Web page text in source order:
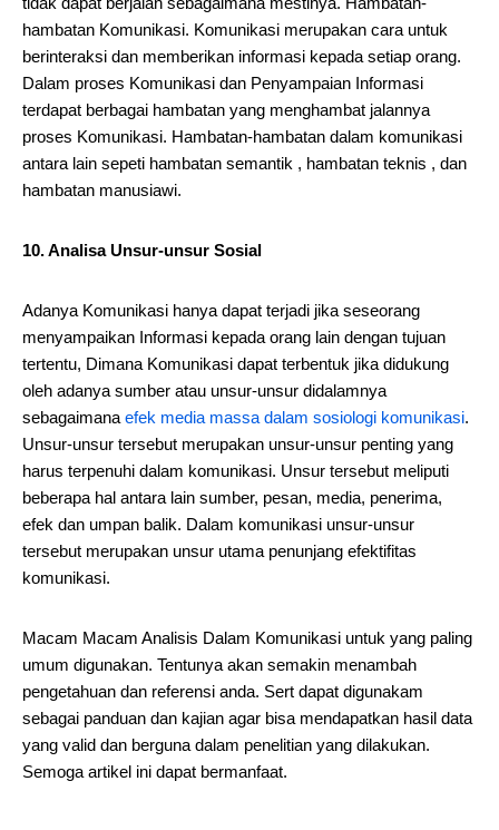
hambatan Komunikasi. Komunikasi merupakan cara untuk
berinteraksi dan memberikan informasi kepada setiap orang.
Dalam proses Komunikasi dan Penyampaian Informasi
terdapat berbagai hambatan yang menghambat jalannya
proses Komunikasi. Hambatan-hambatan dalam komunikasi
antara lain sepeti hambatan semantik , hambatan teknis , dan
hambatan manusiawi.
10. Analisa Unsur-unsur Sosial
Adanya Komunikasi hanya dapat terjadi jika seseorang
menyampaikan Informasi kepada orang lain dengan tujuan
tertentu, Dimana Komunikasi dapat terbentuk jika didukung
oleh adanya sumber atau unsur-unsur didalamnya
sebagaimana efek media massa dalam sosiologi komunikasi.
Unsur-unsur tersebut merupakan unsur-unsur penting yang
harus terpenuhi dalam komunikasi. Unsur tersebut meliputi
beberapa hal antara lain sumber, pesan, media, penerima,
efek dan umpan balik. Dalam komunikasi unsur-unsur
tersebut merupakan unsur utama penunjang efektifitas
komunikasi.
Macam Macam Analisis Dalam Komunikasi untuk yang paling
umum digunakan. Tentunya akan semakin menambah
pengetahuan dan referensi anda. Sert dapat digunakam
sebagai panduan dan kajian agar bisa mendapatkan hasil data
yang valid dan berguna dalam penelitian yang dilakukan.
Semoga artikel ini dapat bermanfaat.